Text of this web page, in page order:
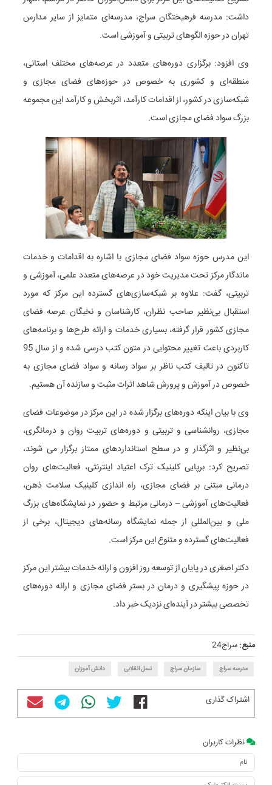
داشت: مدرسه فرهیختگان سراج، مدرسه‌ای متمایز از سایر مدارس
تهران در حوزه الگوهای تربیتی و آموزشی است.
وی افزود: برگزاری دوره‌های متعدد در عرصه‌های مختلف استانی،
منطقه‌ای و کشوری به خصوص در حوزه‌های فضای مجازی و
شبکه‌سازی در کشور، از اقدامات کارآمد، اثربخش و کارآمد این مجموعه
بزرگ سواد فضای مجازی است.
این مدرس حوزه سواد فضای مجازی با اشاره به اقدامات و خدمات
ماندگار مرکز تحت مدیریت خود در عرصه‌های متعدد علمی، آموزشی و
تربیتی، گفت: علاوه بر شبکه‌سازی‌های گسترده این مرکز که مورد
استقبال بی‌نظیر صاحب نظران، کارشناسان و نخبگان عرصه فضای
مجازی کشور قرار گرفته، بسیاری خدمات و ارائه طرح‌ها و برنامه‌های
کاربردی باعث تغییر محتوایی در متون کتب درسی شده و از سال 95
تاکنون در تالیف کتب ناظر بر سواد رسانه و سواد فضای مجازی به
خصوص در آموزش و پرورش شاهد اثرات مثبت و سازنده آن هستیم.
وی با بیان اینکه دوره‌های برگزار شده در این مرکز در موضوعات فضای
مجازی، روانشناسی و تربیتی و دوره‌های تربیت روان و درمانگری،
بی‌نظیر و اثرگذار و در سطح استانداردهای ممتاز برگزار می شوند،
تصریح کرد: برپایی کلینیک ترک اعتیاد اینترنتی، فعالیت‌های روان
درمانی مبتنی بر فضای مجازی، راه اندازی کلینیک سلامت ذهن،
فعالیت‌های آموزشی – درمانی مرتبط و حضور در نمایشگاه‌های بزرگ
ملی و بین‌المللی از جمله نمایشگاه رسانه‌های دیجیتال، برخی از
فعالیت‌های گسترده و متنوع این مرکز است.
دکتر اصغری در پایان از توسعه روز افزون و ارائه خدمات بیشتر این مرکز
در حوزه پیشگیری و درمان در بستر فضای مجازی و ارائه دوره‌های
تخصصی بیشتر در آینده‌ای نزدیک خبر داد.
منبع:سراج24
مدرسه سراج سازمان سراج نسل انقلابی دانش آموزان
اشتراک گذاری
نظرات کاربران